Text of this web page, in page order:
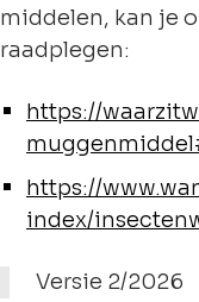
middelen, kan je
raadplegen:
https://
https://
index/
Versie 2/2026